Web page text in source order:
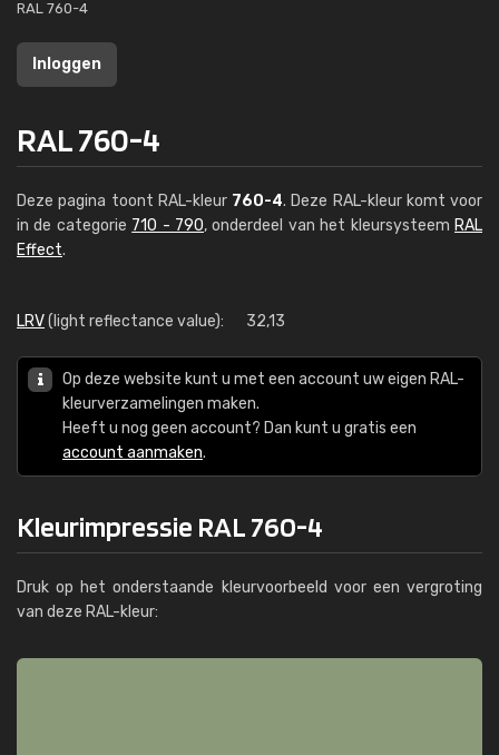
RAL 760-4
Inloggen
RAL 760-4
Deze pagina toont RAL-kleur 760-4. Deze RAL-kleur komt voor
in de categorie 710 - 790, onderdeel van het kleursysteem RAL
Effect.
LRV(light reflectance value): 32,13
Op deze website kunt u met een account uw eigen RAL-
kleurverzamelingen maken.
Heeft u nog geen account? Dan kunt u gratis een
account aanmaken.
Kleurimpressie RAL 760-4
Druk op het onderstaande kleurvoorbeeld voor een vergroting
van deze RAL-kleur: